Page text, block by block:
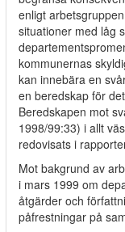
enligt
situationer med låg
kommunernas
kan innebära en
en beredskap för
Beredskapen mot
1998/99:33) i allt
redovisats i
Mot bakgrund av
i mars 1999 om
åtgärder och
påfrestningar på